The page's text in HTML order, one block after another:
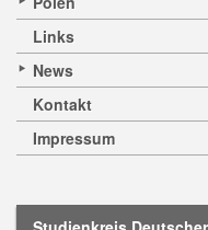
Links
News
Kontakt
Impressum